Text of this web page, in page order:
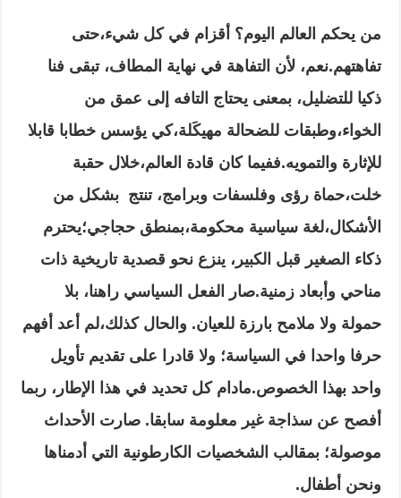
من يحكم العالم اليوم؟ أقزام في كل شيء،حتى
تفاهتهم.نعم، لأن التفاهة في نهاية المطاف، تبقى فنا
ذكيا للتضليل، بمعنى يحتاج التافه إلى عمق من
الخواء،وطبقات للضحالة مهيكَلة،كي يؤسس خطابا قابلا
للإثارة والتمويه.ففيما كان قادة العالم،خلال حقبة
خلت،حماة رؤى وفلسفات وبرامج، تنتج بشكل من
الأشكال،لغة سياسية محكومة،بمنطق حجاجي؛يحترم
ذكاء الصغير قبل الكبير، ينزع نحو قصدية تاريخية ذات
مناحي وأبعاد زمنية.صار الفعل السياسي راهنا، بلا
حمولة ولا ملامح بارزة للعيان. والحال كذلك،لم أعد أفهم
حرفا واحدا في السياسة؛ ولا قادرا على تقديم تأويل
واحد بهذا الخصوص.مادام كل تحديد في هذا الإطار، ربما
أفصح عن سذاجة غير معلومة سابقا. صارت الأحداث
موصولة؛ بمقالب الشخصيات الكارطونية التي أدمناها
ونحن أطفال.